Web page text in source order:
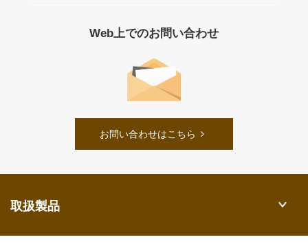
Web上でのお問い合わせ
お問い合わせはこちら
取扱製品